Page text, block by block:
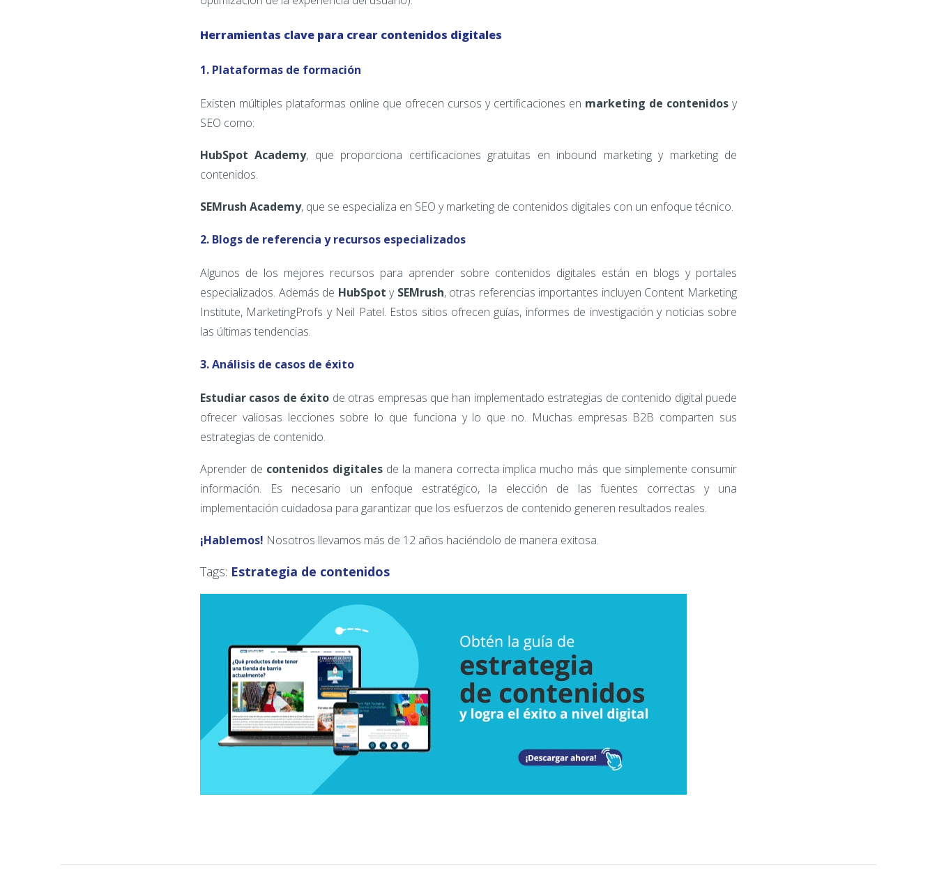
Herramientas clave para crear contenidos digitales
1. Plataformas de formación
Existen múltiples plataformas online que ofrecen cursos y certificaciones en marketing de contenidos y
SEO como:
HubSpot Academy, que proporciona certificaciones gratuitas en inbound marketing y marketing de
contenidos.
SEMrush Academy, que se especializa en SEO y marketing de contenidos digitales con un enfoque técnico.
2. Blogs de referencia y recursos especializados
Algunos de los mejores recursos para aprender sobre contenidos digitales están en blogs y portales
especializados. Además de HubSpot y SEMrush, otras referencias importantes incluyen Content Marketing
Institute, MarketingProfs y Neil Patel. Estos sitios ofrecen guías, informes de investigación y noticias sobre
las últimas tendencias.
3. Análisis de casos de éxito
Estudiar casos de éxito de otras empresas que han implementado estrategias de contenido digital puede
ofrecer valiosas lecciones sobre lo que funciona y lo que no. Muchas empresas B2B comparten sus
estrategias de contenido.
Aprender de contenidos digitalesde la manera correcta implica mucho más que simplemente consumir
información. Es necesario un enfoque estratégico, la elección de las fuentes correctas y una
implementación cuidadosa para garantizar que los esfuerzos de contenido generen resultados reales.
¡Hablemos! Nosotros llevamos más de 12 años haciéndolo de manera exitosa.
Tags: Estrategia de contenidos